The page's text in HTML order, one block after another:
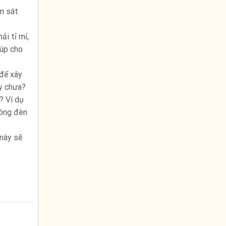
sát
tỉ mỉ,
cho
xây
chưa?
Ví dụ
đèn
sẽ